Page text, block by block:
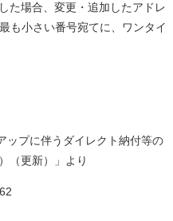
た場合、変更・追加したアドレ
も小さい番号宛てに、ワンタイ
ップに伴うダイレクト納付等の
（更新）」より